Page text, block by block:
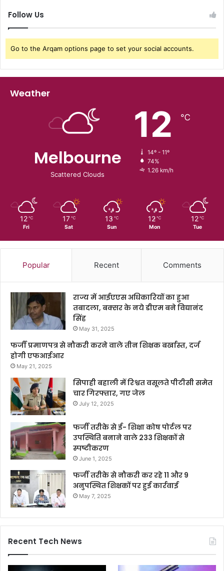
Follow Us
Go to the Arqam options page to set your social accounts.
Weather
Melbourne
Scattered Clouds
12 ℃
14º - 11º
74%
1.26 km/h
12 ℃
Fri
17 ℃
Sat
13 ℃
Sun
12 ℃
Mon
12 ℃
Tue
Popular Recent Comments
राज्य में आईएएस अधिकारियों का हुआ
तबादला, बक्सर के नये डीएम बने विद्यानंद
सिंह
May 31, 2025
फर्जी प्रमाणपत्र से नौकरी करने वाले तीन शिक्षक बर्खास्त, दर्ज
होगी एफआईआर
May 21, 2025
सिपाही बहाली में रिश्वत वसूलते पीटीसी समेत
चार गिरफ्तार, गए जेल
July 12, 2025
फर्जी तरीके से ई- शिक्षा कोष पोर्टल पर
उपस्थिति बनाने वाले 233 शिक्षकों से
स्पष्टीकरण
June 1, 2025
फर्जी तरीके से नौकरी कर रहे 11 और 9
अनुपस्थित शिक्षकों पर हुई कार्रवाई
May 7, 2025
Recent Tech News